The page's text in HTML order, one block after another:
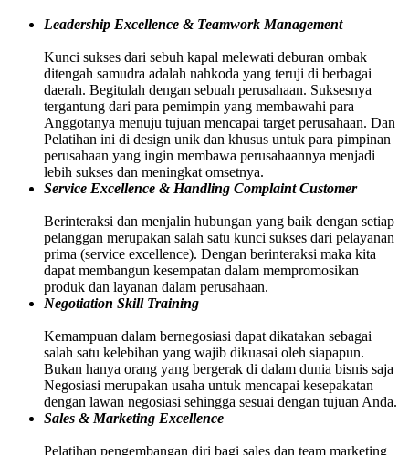
Leadership Excellence & Teamwork Management
Kunci sukses dari sebuh kapal melewati deburan ombak
ditengah samudra adalah nahkoda yang teruji di berbagai
daerah. Begitulah dengan sebuah perusahaan. Suksesnya
tergantung dari para pemimpin yang membawahi para
Anggotanya menuju tujuan mencapai target perusahaan. Dan
Pelatihan ini di design unik dan khusus untuk para pimpinan
perusahaan yang ingin membawa perusahaannya menjadi
lebih sukses dan meningkat omsetnya.
Service Excellence & Handling Complaint Customer
Berinteraksi dan menjalin hubungan yang baik dengan setiap
pelanggan merupakan salah satu kunci sukses dari pelayanan
prima (service excellence). Dengan berinteraksi maka kita
dapat membangun kesempatan dalam mempromosikan
produk dan layanan dalam perusahaan.
Negotiation Skill Training
Kemampuan dalam bernegosiasi dapat dikatakan sebagai
salah satu kelebihan yang wajib dikuasai oleh siapapun.
Bukan hanya orang yang bergerak di dalam dunia bisnis saja
Negosiasi merupakan usaha untuk mencapai kesepakatan
dengan lawan negosiasi sehingga sesuai dengan tujuan Anda.
Sales & Marketing Excellence
Pelatihan pengembangan diri bagi sales dan team marketing